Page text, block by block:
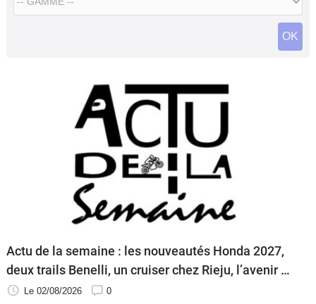
Forum
OK
Actu de la semaine : les nouveautés Honda 2027,
deux trails Benelli, un cruiser chez Rieju, l’avenir de
Ducati et la Norton Atlas à l’essai
Le 02/08/2026 0